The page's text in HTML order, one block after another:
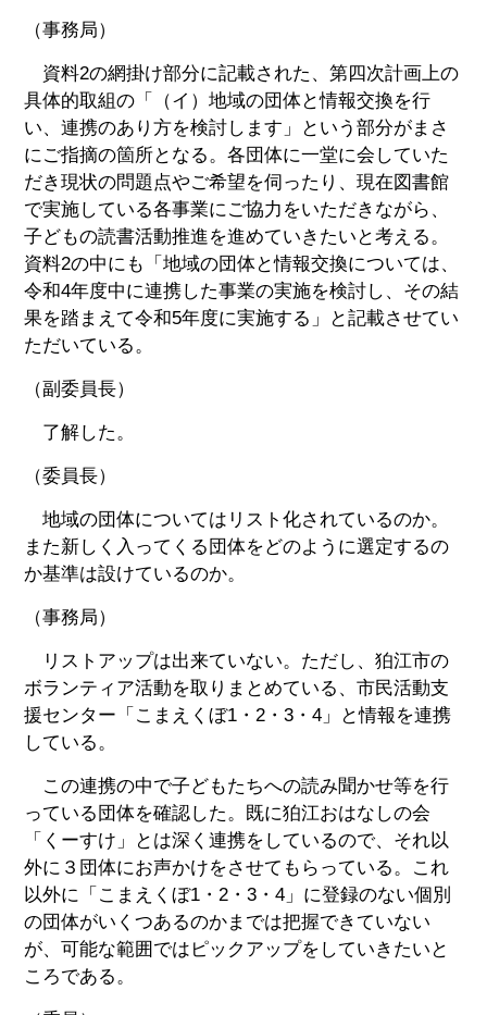
（事務局）
資料2の網掛け部分に記載された、第四次計画上の
具体的取組の「（イ）地域の団体と情報交換を行
い、連携のあり方を検討します」という部分がまさ
にご指摘の箇所となる。各団体に一堂に会していた
だき現状の問題点やご希望を伺ったり、現在図書館
で実施している各事業にご協力をいただきながら、
子どもの読書活動推進を進めていきたいと考える。
資料2の中にも「地域の団体と情報交換については、
令和4年度中に連携した事業の実施を検討し、その結
果を踏まえて令和5年度に実施する」と記載させてい
ただいている。
（副委員長）
了解した。
（委員長）
地域の団体についてはリスト化されているのか。
また新しく入ってくる団体をどのように選定するの
か基準は設けているのか。
（事務局）
リストアップは出来ていない。ただし、狛江市の
ボランティア活動を取りまとめている、市民活動支
援センター「こまえくぼ1・2・3・4」と情報を連携
している。
この連携の中で子どもたちへの読み聞かせ等を行
っている団体を確認した。既に狛江おはなしの会
「くーすけ」とは深く連携をしているので、それ以
外に３団体にお声かけをさせてもらっている。これ
以外に「こまえくぼ1・2・3・4」に登録のない個別
の団体がいくつあるのかまでは把握できていない
が、可能な範囲ではピックアップをしていきたいと
ころである。